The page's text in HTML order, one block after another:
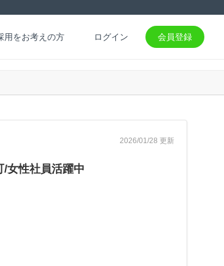
用をお考えの方 ログイン 会員登録
2026/01/28 更新
/女性社員活躍中